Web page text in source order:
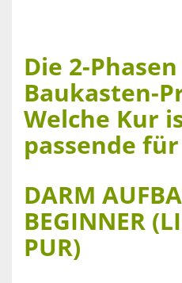
Die 2-
Baukasten-
Welche Kur
passende
DARM
BEGINNER
PUR)